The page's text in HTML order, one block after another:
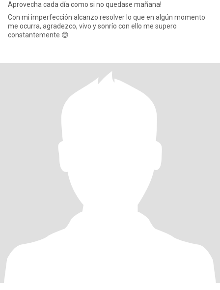
Aprovecha cada día como si no quedase mañana!
Con mi imperfección alcanzo resolver lo que en algún momento
me ocurra, agradezco, vivo y sonrío con ello me supero
constantemente 😊